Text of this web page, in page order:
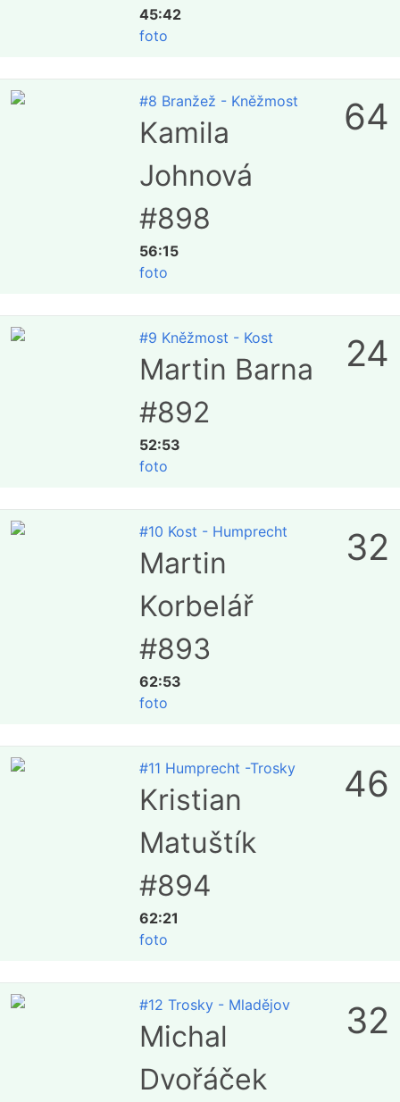
45:42
foto
#8 Branžež - Kněžmost
Kamila
Johnová
#898
56:15
foto
64
#9 Kněžmost - Kost
Martin Barna
#892
52:53
foto
24
#10 Kost - Humprecht
Martin
Korbelář
#893
62:53
foto
32
#11 Humprecht -Trosky
Kristian
Matuštík
#894
62:21
foto
46
#12 Trosky - Mladějov
Michal
Dvořáček
32